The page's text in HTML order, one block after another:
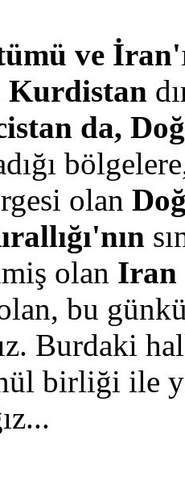
ve İran'
Kurdistan
da,
olan
olan Iran
bu
Burdaki
birliği ile